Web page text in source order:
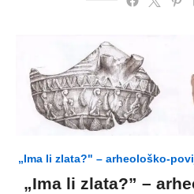
„Ima li zlata?" – arheološko-
„Ima li zlata?” –